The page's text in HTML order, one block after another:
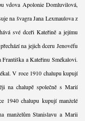
vdova Apolonie Domluvilová,
na švagra Jana Lexmaulova z
své dceři Kateřině a jejímu
na jejich dceru Jenovéfu
Františka a Kateřinu Smékalovi.
V roce 1910 chalupu kupují
na chalupě společně s Marií
1940 chalupu kupují manželé
manželům Stanislavu a Marii